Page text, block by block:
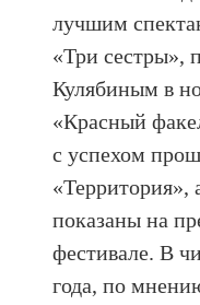
лучшим
«Три сестры»,
Кулябиным в
«Красный
с успехом
«Территория»,
показаны на
фестивале. В
года, по